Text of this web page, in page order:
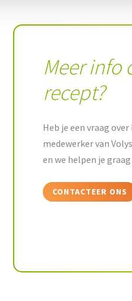
Meer info
recept?
Heb je een vraag
medewerker van
en we helpen je graag
CONTACTEER ONS